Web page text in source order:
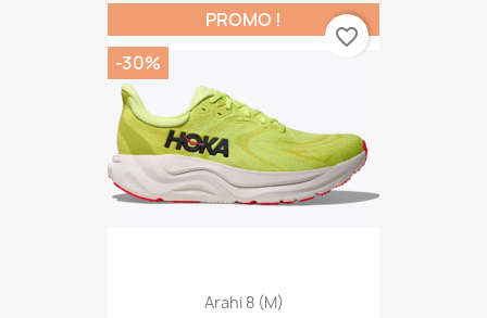
Arahi 8 (M)
PROMO !
-30%
favorite_border